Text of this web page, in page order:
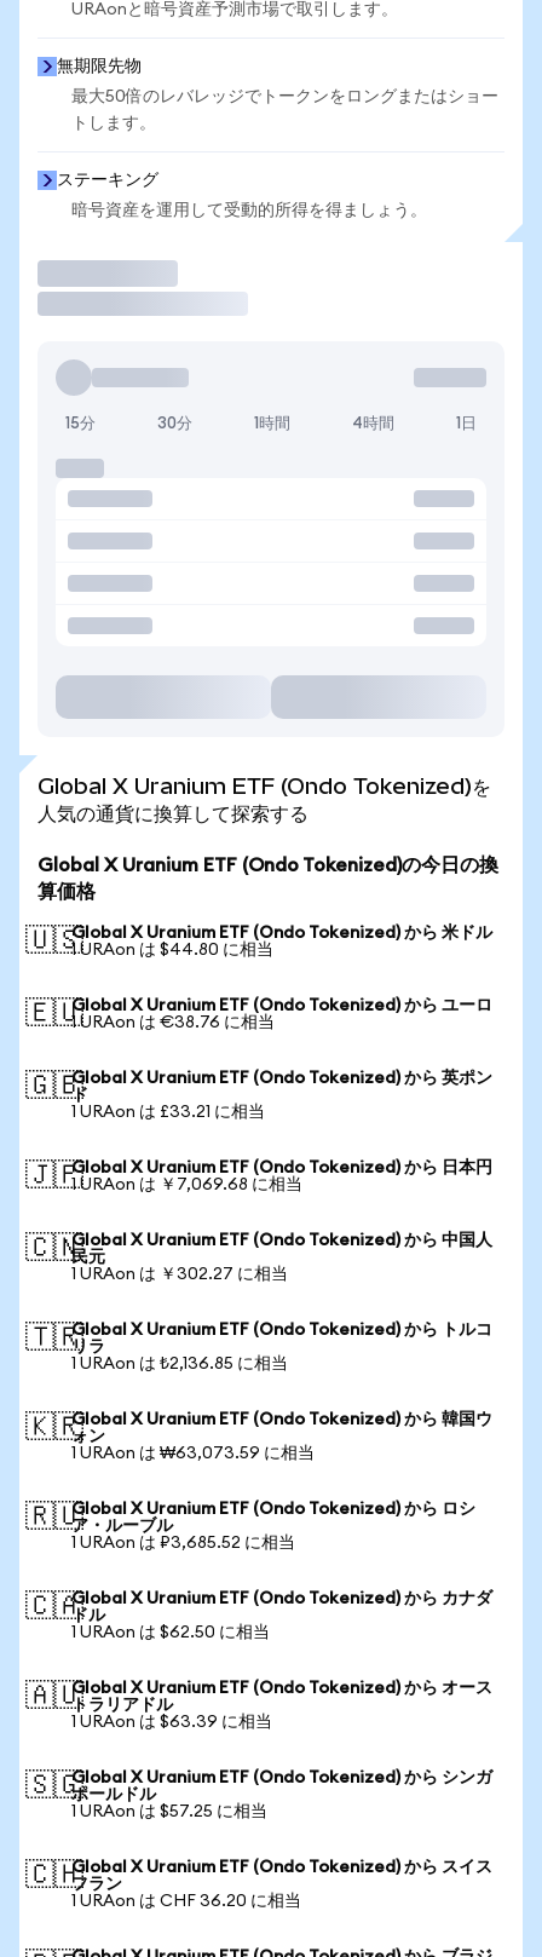
URAonと暗号資産予測市場で取引します。
無期限先物
最大50倍のレバレッジでトークンをロングまたはショー
トします。
ステーキング
暗号資産を運用して受動的所得を得ましょう。
15分 30分 1時間 4時間 1日
Global X Uranium ETF (Ondo Tokenized)を
人気の通貨に換算して探索する
Global X Uranium ETF (Ondo Tokenized)の今日の換
算価格
🇺🇸Global X Uranium ETF (Ondo Tokenized) から 米ドル
1 URAon は $44.80 に相当
🇪🇺Global X Uranium ETF (Ondo Tokenized) から ユーロ
1 URAon は €38.76 に相当
🇬🇧Global X Uranium ETF (Ondo Tokenized) から 英ポン
ド
1 URAon は £33.21 に相当
🇯🇵Global X Uranium ETF (Ondo Tokenized) から 日本円
1 URAon は ￥7,069.68 に相当
🇨🇳Global X Uranium ETF (Ondo Tokenized) から 中国人
民元
1 URAon は ￥302.27 に相当
🇹🇷Global X Uranium ETF (Ondo Tokenized) から トルコ
リラ
1 URAon は ₺2,136.85 に相当
🇰🇷Global X Uranium ETF (Ondo Tokenized) から 韓国ウ
ォン
1 URAon は ₩63,073.59 に相当
🇷🇺Global X Uranium ETF (Ondo Tokenized) から ロシ
ア・ルーブル
1 URAon は ₽3,685.52 に相当
🇨🇦Global X Uranium ETF (Ondo Tokenized) から カナダ
ドル
1 URAon は $62.50 に相当
🇦🇺Global X Uranium ETF (Ondo Tokenized) から オース
トラリアドル
1 URAon は $63.39 に相当
🇸🇬Global X Uranium ETF (Ondo Tokenized) から シンガ
ポールドル
1 URAon は $57.25 に相当
🇨🇭Global X Uranium ETF (Ondo Tokenized) から スイス
フラン
1 URAon は CHF 36.20 に相当